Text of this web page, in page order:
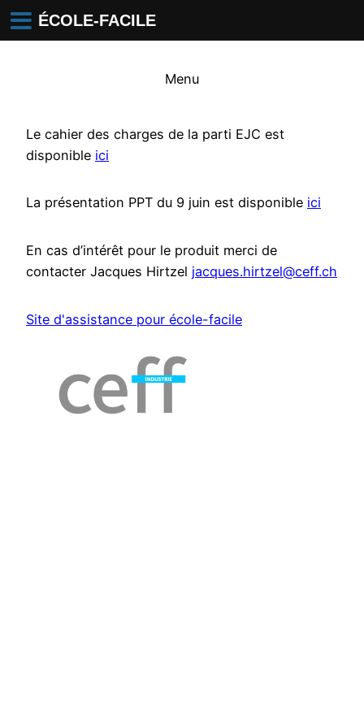
Menu
Le cahier des charges de la parti EJC est
disponible ici
La présentation PPT du 9 juin est disponible ici
En cas d’intérêt pour le produit merci de
contacter Jacques Hirtzel jacques.hirtzel@ceff.ch
Site d'assistance pour école-facile
ÉCOLE-FACILE